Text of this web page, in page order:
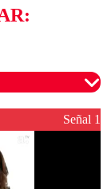
un
Señal 1